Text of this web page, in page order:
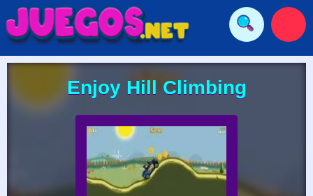
Enjoy Hill Climbing